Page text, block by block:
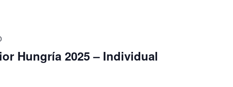
Hungría 2025 – Individual